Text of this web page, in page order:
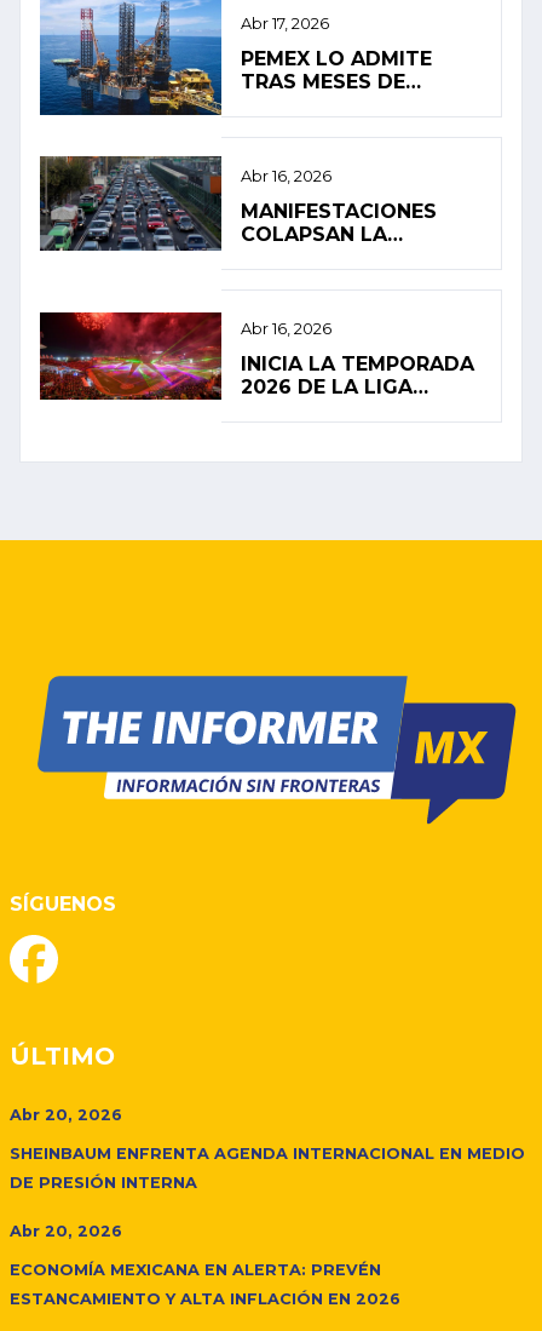
Abr 17, 2026
PEMEX LO ADMITE
TRAS MESES DE
GOLFO DE MÉXICO
Abr 16, 2026
MANIFESTACIONES
COLAPSAN LA
Abr 16, 2026
INICIA LA TEMPORADA
2026 DE LA LIGA
EXPECTATIVAS
SÍGUENOS
ÚLTIMO
Abr 20, 2026
SHEINBAUM ENFRENTA AGENDA INTERNACIONAL EN MEDIO
DE PRESIÓN INTERNA
Abr 20, 2026
ECONOMÍA MEXICANA EN ALERTA: PREVÉN
ESTANCAMIENTO Y ALTA INFLACIÓN EN 2026